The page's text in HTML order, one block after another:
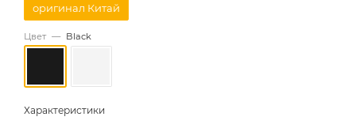
оригинал Китай
Цвет — Black
Характеристики